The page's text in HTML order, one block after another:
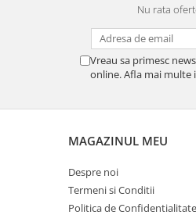
Nu rata
Vreau sa primesc
online. Afla mai multe
MAGAZINUL MEU
Despre noi
Termeni si Conditii
Politica de Confidentialitate